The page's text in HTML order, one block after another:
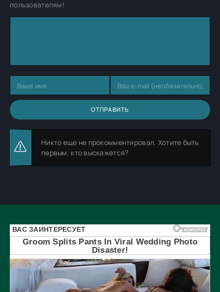
пользователям!
ОТПРАВИТЬ
Никто еще не прокомментировал. Хотите быть
первым, кто выскажется?